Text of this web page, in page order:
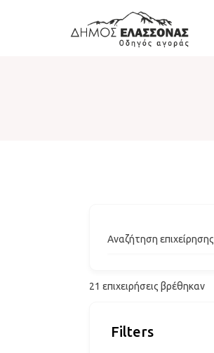
Αναζήτηση επιχείρησης
21 επιχειρήσεις βρέθηκαν
Filters